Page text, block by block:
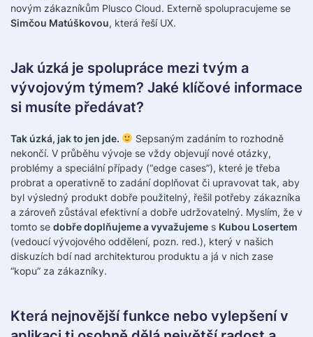
novým zákazníkům Plusco Cloud. Externě spolupracujeme se
Simčou Matúškovou, která řeší UX.
Jak úzká je spolupráce mezi tvým a
vývojovým týmem? Jaké klíčové informace
si musíte předávat?
Tak úzká, jak to jen jde.
Sepsaným zadáním to rozhodně
nekončí. V průběhu vývoje se vždy objevují nové otázky,
problémy a speciální případy (“edge cases”), které je třeba
probrat a operativně to zadání doplňovat či upravovat tak, aby
byl výsledný produkt dobře použitelný, řešil potřeby zákazníka
a zároveň zůstával efektivní a dobře udržovatelný. Myslím, že v
tomto se dobře doplňujeme a vyvažujeme s Kubou Losertem
(vedoucí vývojového oddělení, pozn. red.), který v našich
diskuzích bdí nad architekturou produktu a já v nich zase
“kopu” za zákazníky.
Která nejnovější funkce nebo vylepšení v